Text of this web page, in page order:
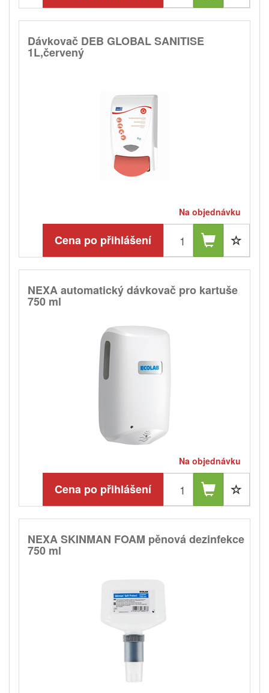
Dávkovač DEB GLOBAL SANITISE
1L,červený
Na objednávku
Cena po přihlášení
NEXA automatický dávkovač pro kartuše
750 ml
Na objednávku
Cena po přihlášení
NEXA SKINMAN FOAM pěnová dezinfekce
750 ml